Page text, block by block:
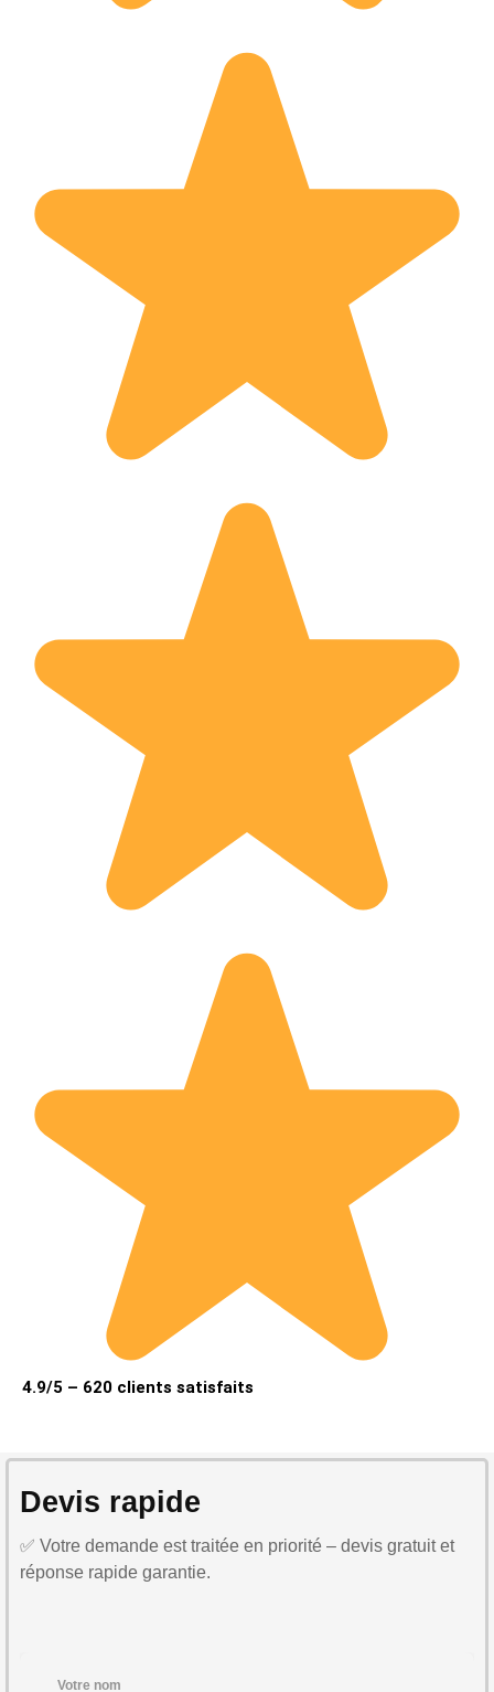
4.9/5 – 620 clients satisfaits
Devis rapide
✅ Votre demande est traitée en priorité – devis gratuit et
réponse rapide garantie.
Votre nom